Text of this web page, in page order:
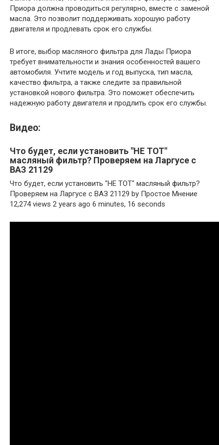
Приора должна проводиться регулярно, вместе с заменой
масла. Это позволит поддерживать хорошую работу
двигателя и продлевать срок его службы.
В итоге, выбор масляного фильтра для Лады Приора
требует внимательности и знания особенностей вашего
автомобиля. Учтите модель и год выпуска, тип масла,
качество фильтра, а также следите за правильной
установкой нового фильтра. Это поможет обеспечить
надежную работу двигателя и продлить срок его службы.
Видео:
Что будет, если установить "НЕ ТОТ"
масляный фильтр? Проверяем на Ларгусе с
ВАЗ 21129
Что будет, если установить "НЕ ТОТ" масляный фильтр?
Проверяем на Ларгусе с ВАЗ 21129 by Простое Мнение
12,274 views 2 years ago 6 minutes, 16 seconds